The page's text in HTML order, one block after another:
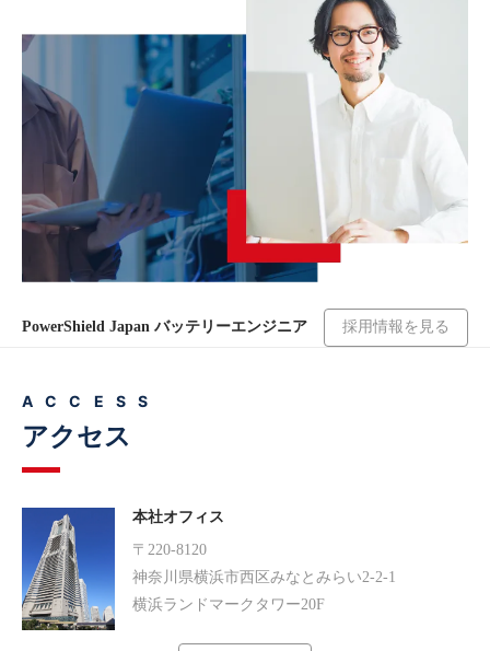
PowerShield Japan バッテリーエンジニア 採用情報を見る
ACCESS
アクセス
本社オフィス
〒220-8120
神奈川県横浜市西区みなとみらい2-2-1
横浜ランドマークタワー20F